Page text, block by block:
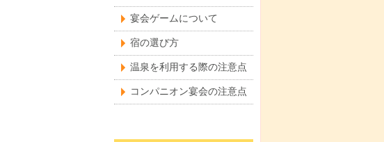
宴会ゲームについて
宿の選び方
温泉を利用する際の注意点
コンパニオン宴会の注意点